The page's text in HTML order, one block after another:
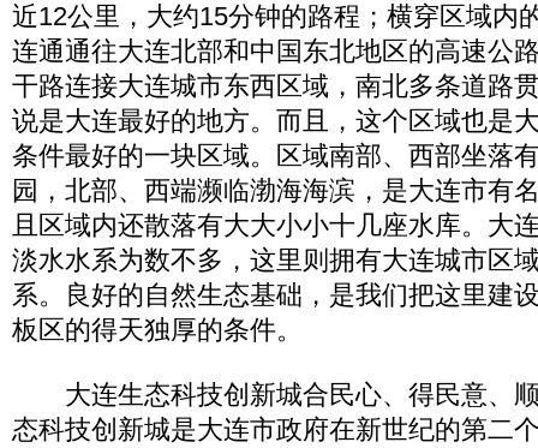
近12公里，大约15分钟的路程；横穿区域内
连通通往大连北部和中国东北地区的高速公
干路连接大连城市东西区域，南北多条道路
说是大连最好的地方。而且，这个区域也是
条件最好的一块区域。区域南部、西部坐落
园，北部、西端濒临渤海海滨，是大连市有
且区域内还散落有大大小小十几座水库。大
淡水水系为数不多，这里则拥有大连城市区
系。良好的自然生态基础，是我们把这里建
板区的得天独厚的条件。
大连生态科技创新城合民心、得民意、
态科技创新城是大连市政府在新世纪的第二